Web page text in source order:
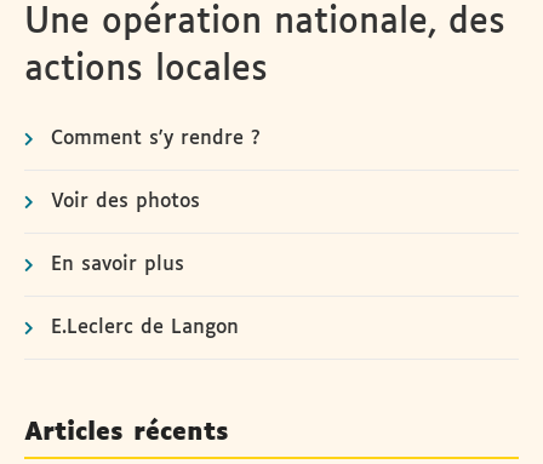
Une opération nationale, des
actions locales
Comment s'y rendre ?
Voir des photos
En savoir plus
E.Leclerc de Langon
Articles récents